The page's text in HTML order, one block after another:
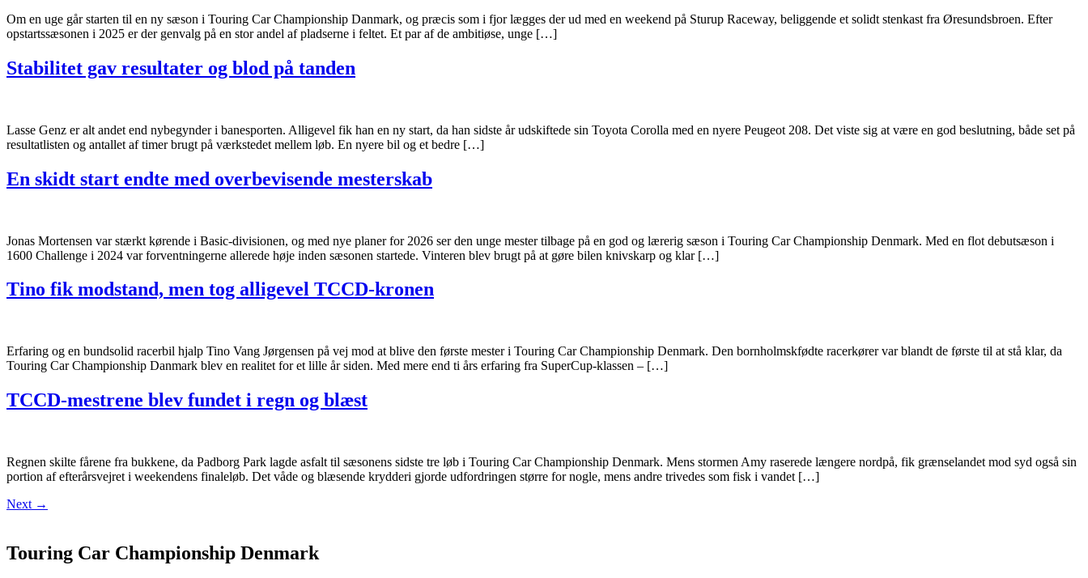
Om en uge går starten til en ny sæson i Touring Car Championship Danmark, og præcis som i fjor lægges der ud med en weekend på Sturup Raceway, beliggende et solidt stenkast fra Øresundsbroen. Efter
opstartssæsonen i 2025 er der genvalg på en stor andel af pladserne i feltet. Et par af de ambitiøse, unge […]
Stabilitet gav resultater og blod på tanden
Lasse Genz er alt andet end nybegynder i banesporten. Alligevel fik han en ny start, da han sidste år udskiftede sin Toyota Corolla med en nyere Peugeot 208. Det viste sig at være en god beslutning, både set på
resultatlisten og antallet af timer brugt på værkstedet mellem løb. En nyere bil og et bedre […]
En skidt start endte med overbevisende mesterskab
Jonas Mortensen var stærkt kørende i Basic-divisionen, og med nye planer for 2026 ser den unge mester tilbage på en god og lærerig sæson i Touring Car Championship Denmark. Med en flot debutsæson i
1600 Challenge i 2024 var forventningerne allerede høje inden sæsonen startede. Vinteren blev brugt på at gøre bilen knivskarp og klar […]
Tino fik modstand, men tog alligevel TCCD-kronen
Erfaring og en bundsolid racerbil hjalp Tino Vang Jørgensen på vej mod at blive den første mester i Touring Car Championship Denmark. Den bornholmskfødte racerkører var blandt de første til at stå klar, da
Touring Car Championship Danmark blev en realitet for et lille år siden. Med mere end ti års erfaring fra SuperCup-klassen – […]
TCCD-mestrene blev fundet i regn og blæst
Regnen skilte fårene fra bukkene, da Padborg Park lagde asfalt til sæsonens sidste tre løb i Touring Car Championship Denmark. Mens stormen Amy raserede længere nordpå, fik grænselandet mod syd også sin
portion af efterårsvejret i weekendens finaleløb. Det våde og blæsende krydderi gjorde udfordringen større for nogle, mens andre trivedes som fisk i vandet […]
Next →
Touring Car Championship Denmark